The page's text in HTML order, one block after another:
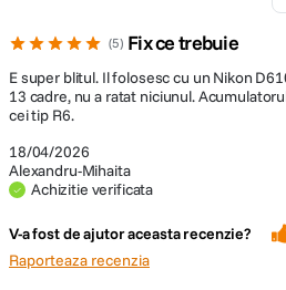
5 Fix ce trebuie
18/04/2026
Alexandru-Mihaita
Achizitie verificata
E super blitul. Il folosesc cu un Nikon
13 cadre, nu a ratat niciunul.
cei tip R6.
V-a fost de ajutor aceasta recenzie?
Raporteaza recenzia